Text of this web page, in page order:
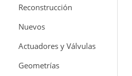
Reconstrucción
Nuevos
Actuadores y Válvulas
Geometrías